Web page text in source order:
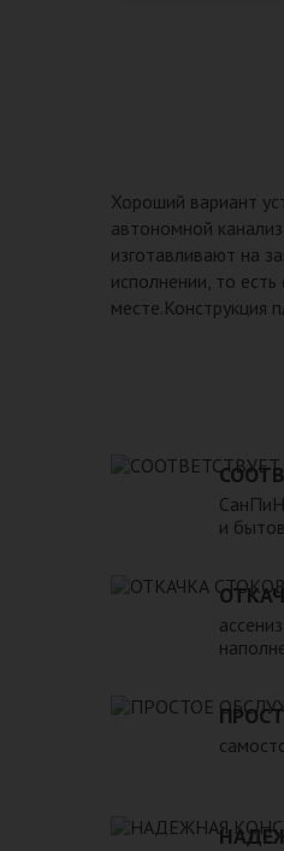
Хороший вариант
автономной
изготавливают на
исполнении, то
месте.Конструкция
эксплуатационные
или грунтовых
температур и
неприятные
необходимость
службы, для чего
подъезд для
и